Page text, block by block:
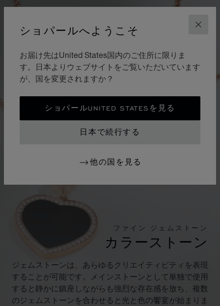
閉じる
ショパールへようこそ
お届け先はUnited States国内のご住所に限りま
す。日本よりウェブサイトをご覧いただいています
が、国を変更されますか？
ショパールUNITED STATESを見る
日本で続行する
他の国を見る
ファイン ジェムストーン
カラーストーン
ジェムストーンは、あらゆるクリエイティビティを表現
することが可能です。メインストーンとして単独で使用
すると静かに鎮座しながらも強烈な存在感を放ち、複数
のジェムストーンを合わせると光と色の饗宴が始まりま